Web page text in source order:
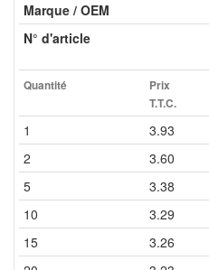
Marque / OEM
N° d'article
Quantité
Prix
T.T.C.
1 3.93
2 3.60
5 3.38
10 3.29
15 3.26